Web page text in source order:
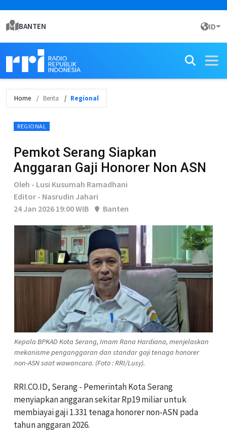
BANTEN ID
Home Berita Regional
REGIONAL
Pemkot Serang Siapkan
Anggaran Gaji Honorer Non ASN
Oleh - Lusi Kusumah Ramadhani
Editor - Nasrudin Jahari
24 Jan 2026 19:00 WIB
Banten
Kepala BPKAD Kota Serang, Imam Rana Hardiana, menjelaskan
mekanisme penganggaran dan standar gaji tenaga honorer
non-ASN saat wawancara. (Foto : RRI/Lusy).
RRI.CO.ID, Serang - Pemerintah Kota Serang
menyiapkan anggaran sekitar Rp19 miliar untuk
membiayai gaji 1.331 tenaga honorer non-ASN pada
tahun anggaran 2026.